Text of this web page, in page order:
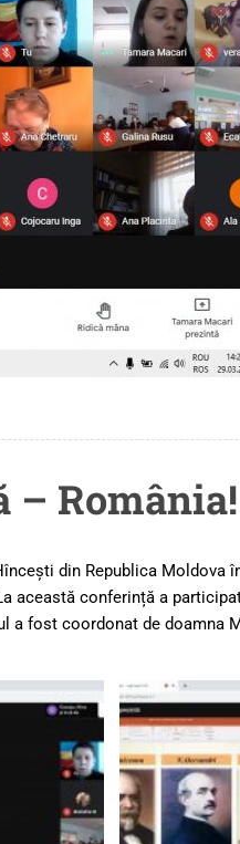
– România!
din Republica
această conferință a
a fost coordonat de